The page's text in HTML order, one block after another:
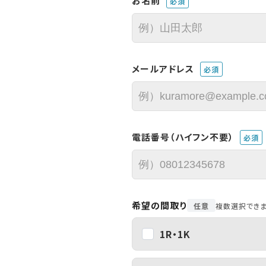
メールアドレス 必須
電話番号（ハイフン不要） 必須
希望の間取り 任意 複数選択でき
1R・1K